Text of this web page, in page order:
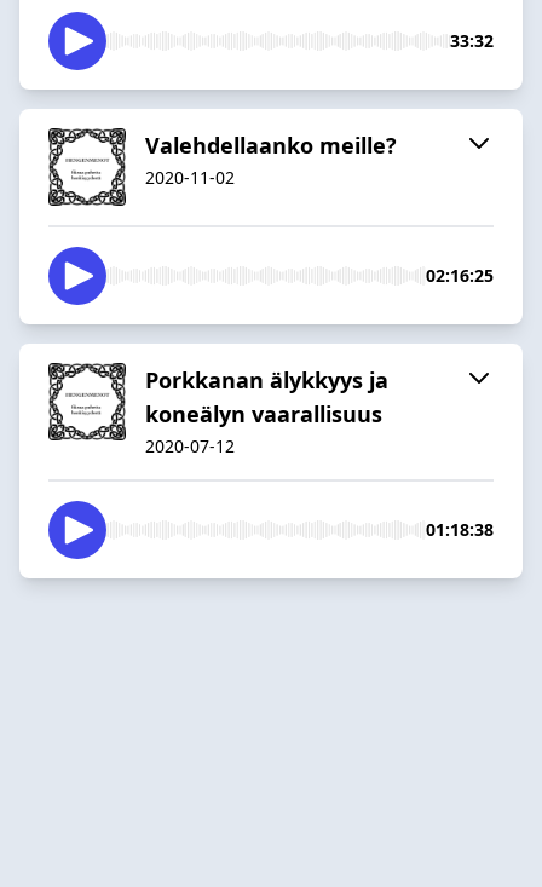
33:32
Valehdellaanko meille?
2020-11-02
02:16:25
Porkkanan älykkyys ja
koneälyn vaarallisuus
2020-07-12
01:18:38